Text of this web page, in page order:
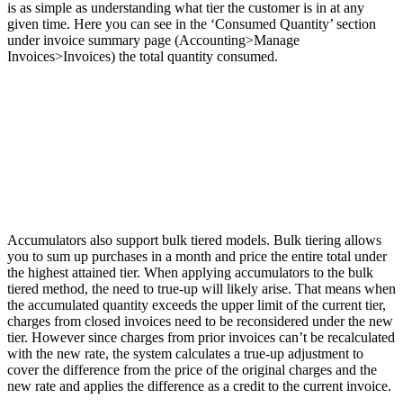
is as simple as understanding what tier the customer is in at any
given time. Here you can see in the ‘Consumed Quantity’ section
under invoice summary page (Accounting>Manage
Invoices>Invoices) the total quantity consumed.
Accumulators also support bulk tiered models. Bulk tiering allows
you to sum up purchases in a month and price the entire total under
the highest attained tier. When applying accumulators to the bulk
tiered method, the need to true-up will likely arise. That means when
the accumulated quantity exceeds the upper limit of the current tier,
charges from closed invoices need to be reconsidered under the new
tier. However since charges from prior invoices can’t be recalculated
with the new rate, the system calculates a true-up adjustment to
cover the difference from the price of the original charges and the
new rate and applies the difference as a credit to the current invoice.